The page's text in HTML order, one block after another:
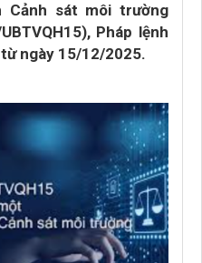
Cảnh sát môi trường
Pháp lệnh
ngày 15/12/2025.